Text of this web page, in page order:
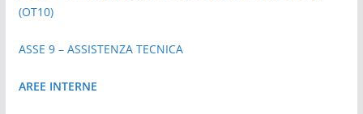
(OT10)
ASSE 9 – ASSISTENZA TECNICA
AREE INTERNE